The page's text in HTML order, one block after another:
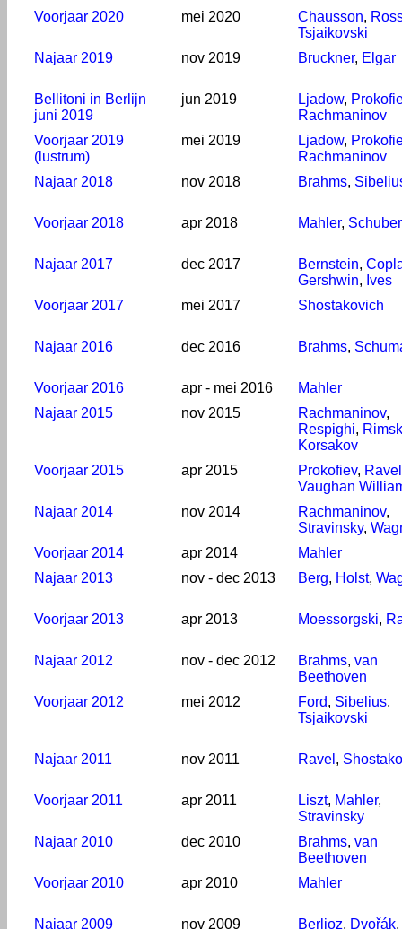
Voorjaar 2020
mei 2020 Chausson,
Tsjaikovski
Najaar 2019
nov 2019 Bruckner, Elgar
Bellitoni in Berlijn
juni 2019
jun 2019 Ljadow,
Rachmaninov
Voorjaar 2019
(lustrum)
mei 2019 Ljadow,
Rachmaninov
Najaar 2018
nov 2018 Brahms,
Voorjaar 2018 apr 2018 Mahler,
Najaar 2017 dec 2017 Bernstein,
Gershwin, Ives
Voorjaar 2017
mei 2017 Shostakovich
Najaar 2016 dec 2016 Brahms,
Voorjaar 2016 apr - mei 2016
Mahler
Najaar 2015
nov 2015 Rachmaninov,
Respighi,
Korsakov
Voorjaar 2015
apr 2015 Prokofiev, Ravel
Vaughan
Najaar 2014
nov 2014 Rachmaninov,
Stravinsky,
Voorjaar 2014
apr 2014
Mahler
Najaar 2013
nov - dec 2013 Berg, Holst,
Voorjaar 2013 apr 2013 Moessorgski,
Najaar 2012 nov - dec 2012 Brahms, van
Beethoven
Voorjaar 2012
mei 2012 Ford, Sibelius,
Tsjaikovski
Najaar 2011 nov 2011 Ravel ,
Voorjaar 2011 apr 2011 Liszt, Mahler,
Stravinsky
Najaar 2010
dec 2010 Brahms, van
Beethoven
Voorjaar 2010
apr 2010 Mahler
Najaar 2009 nov 2009 Berlioz, Dvořák,